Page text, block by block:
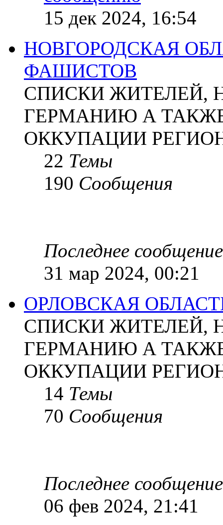
15 дек 2024, 16:54
НОВГОРОДСКАЯ
ФАШИСТОВ
СПИСКИ ЖИТЕЛЕЙ,
ГЕРМАНИЮ А
ОККУПАЦИИ
22 Темы
190 Сообщения
Последнее сообщение
31 мар 2024, 00:21
ОРЛОВСКАЯ
СПИСКИ ЖИТЕЛЕЙ,
ГЕРМАНИЮ А
ОККУПАЦИИ
14 Темы
70 Сообщения
Последнее сообщение
06 фев 2024, 21:41